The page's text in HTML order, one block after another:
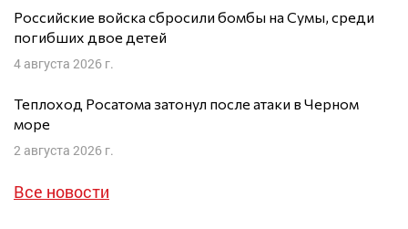
Российские войска сбросили бомбы на Сумы, среди
погибших двое детей
4 августа 2026 г.
Теплоход Росатома затонул после атаки в Черном
море
2 августа 2026 г.
Все новости